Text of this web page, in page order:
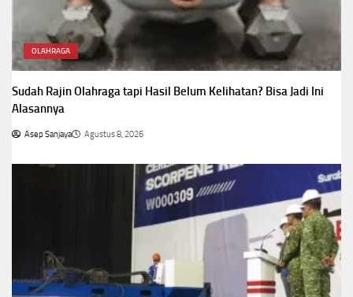
OLAHRAGA
Sudah Rajin Olahraga tapi Hasil Belum Kelihatan? Bisa Jadi Ini
Alasannya
Asep Sanjaya Agustus 8, 2026